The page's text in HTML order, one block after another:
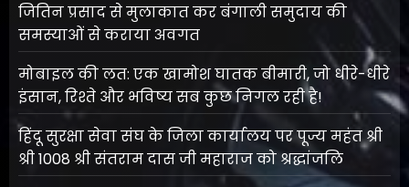
जितिन प्रसाद से मुलाकात कर बंगाली समुदाय की
समस्याओं से कराया अवगत
मोबाइल की लत: एक खामोश घातक बीमारी, जो धीरे-धीरे
इंसान, रिश्ते और भविष्य सब कुछ निगल रही है!
हिंदू सुरक्षा सेवा संघ के जिला कार्यालय पर पूज्य महंत श्री
श्री 1008 श्री संतराम दास जी महाराज को श्रद्धांजलि